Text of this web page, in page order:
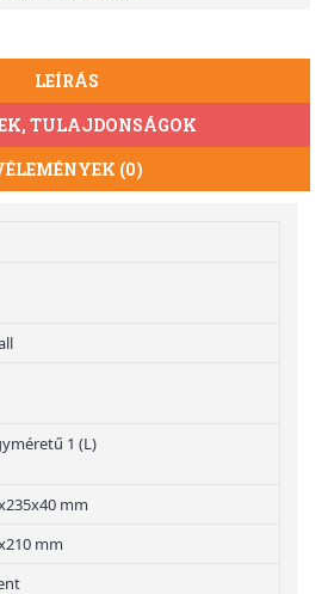
LEÍRÁS
TULAJDONSÁGOK
(0)
1 (L)
mm
mm